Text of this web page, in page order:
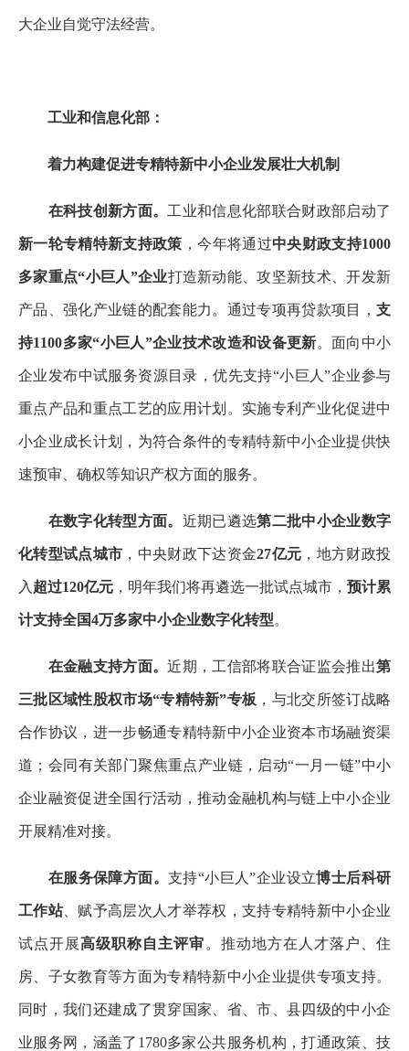
大企业自觉守法经营。
工业和信息化部：
着力构建促进专精特新中小企业发展壮大机制
在科技创新方面。 工业和信息化部联合财政部启动了
新一轮专精特新支持政策 ，今年将通过中央财政支持1000
多家重点“小巨人”企业打造新动能、攻坚新技术、开发新
产品、强化产业链的配套能力。通过专项再贷款项目， 支
持1100多家“小巨人”企业技术改造和设备更新。面向中小
企业发布中试服务资源目录，优先支持“小巨人”企业参与
重点产品和重点工艺的应用计划。实施专利产业化促进中
小企业成长计划，为符合条件的专精特新中小企业提供快
速预审、确权等知识产权方面的服务。
在数字化转型方面。 近期已遴选第二批中小企业数字
化转型试点城市 ，中央财政下达资金27亿元 ，地方财政投
入 超过120亿元 ，明年我们将再遴选一批试点城市， 预计累
计支持全国4万多家中小企业数字化转型。
在金融支持方面。近期，工信部将联合证监会推出第
三批区域性股权市场“专精特新”专板 ，与北交所签订战略
合作协议，进一步畅通专精特新中小企业资本市场融资渠
道；会同有关部门聚焦重点产业链，启动“一月一链”中小
企业融资促进全国行活动，推动金融机构与链上中小企业
开展精准对接。
在服务保障方面。支持“小巨人”企业设立博士后科研
工作站、赋予高层次人才举荐权，支持专精特新中小企业
试点开展高级职称自主评审 。推动地方在人才落户、住
房、子女教育等方面为专精特新中小企业提供专项支持。
同时，我们还建成了贯穿国家、省、市、县四级的中小企
业服务网，涵盖了1780多家公共服务机构，打通政策、技